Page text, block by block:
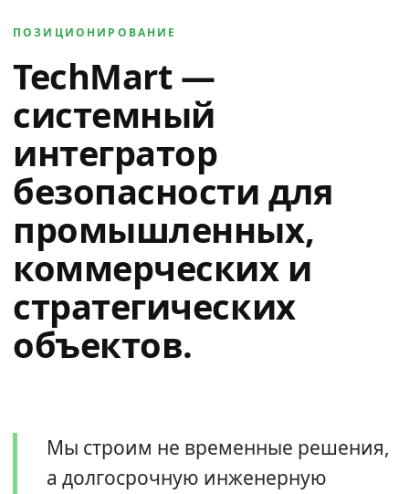
ПОЗИЦИОНИРОВАНИЕ
TechMart —
системный
интегратор
безопасности для
промышленных,
коммерческих и
стратегических
объектов.
Мы строим не временные решения,
а долгосрочную инженерную